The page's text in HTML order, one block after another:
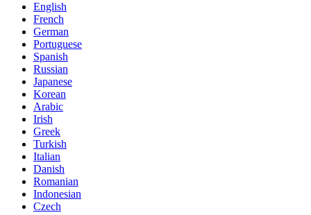
English
French
German
Portuguese
Spanish
Russian
Japanese
Korean
Arabic
Irish
Greek
Turkish
Italian
Danish
Romanian
Indonesian
Czech